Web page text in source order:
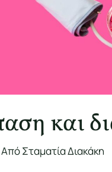
και
Σταματία Διακάκη